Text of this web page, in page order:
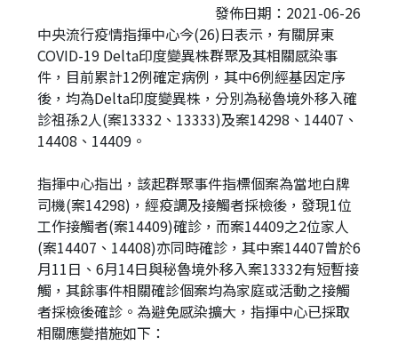
短
網
址
頁
發佈日期：2021-06-26
中央流行疫情指揮中心今(26)日表示，有關屏東
COVID-19 Delta印度變異株群聚及其相關感染事
件，目前累計12例確定病例，其中6例經基因定序
後，均為Delta印度變異株，分別為秘魯境外移入確
診祖孫2人(案13332、13333)及案14298、14407、
14408、14409。
指揮中心指出，該起群聚事件指標個案為當地白牌
司機(案14298)，經疫調及接觸者採檢後，發現1位
工作接觸者(案14409)確診，而案14409之2位家人
(案14407、14408)亦同時確診，其中案14407曾於6
月11日、6月14日與秘魯境外移入案13332有短暫接
觸，其餘事件相關確診個案均為家庭或活動之接觸
者採檢後確診。為避免感染擴大，指揮中心已採取
相關應變措施如下：